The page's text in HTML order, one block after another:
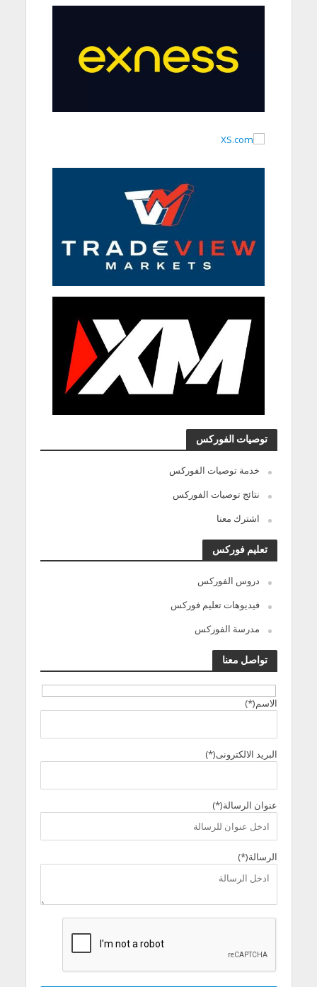
توصيات الفوركس
خدمة توصيات الفوركس
نتائج توصيات الفوركس
اشترك معنا
تعليم فوركس
دروس الفوركس
فيديوهات تعليم فوركس
مدرسة الفوركس
تواصل معنا
الاسم(*)
البريد الالكترونى(*)
عنوان الرسالة(*)
الرسالة(*)